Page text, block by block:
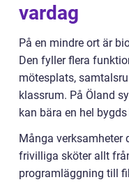
vardag
På en mindre ort är
Den fyller flera
mötesplats,
klassrum. På Öland
kan bära en hel
Många verksamheter
frivilliga sköter allt
programläggning till